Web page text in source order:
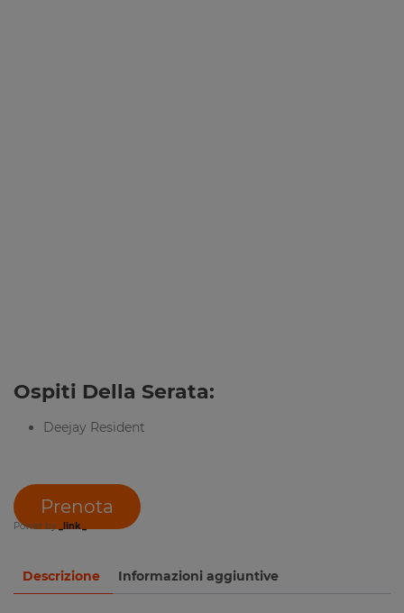
Ospiti Della Serata:
Deejay Resident
Prenota
Power by _link_
Descrizione Informazioni aggiuntive